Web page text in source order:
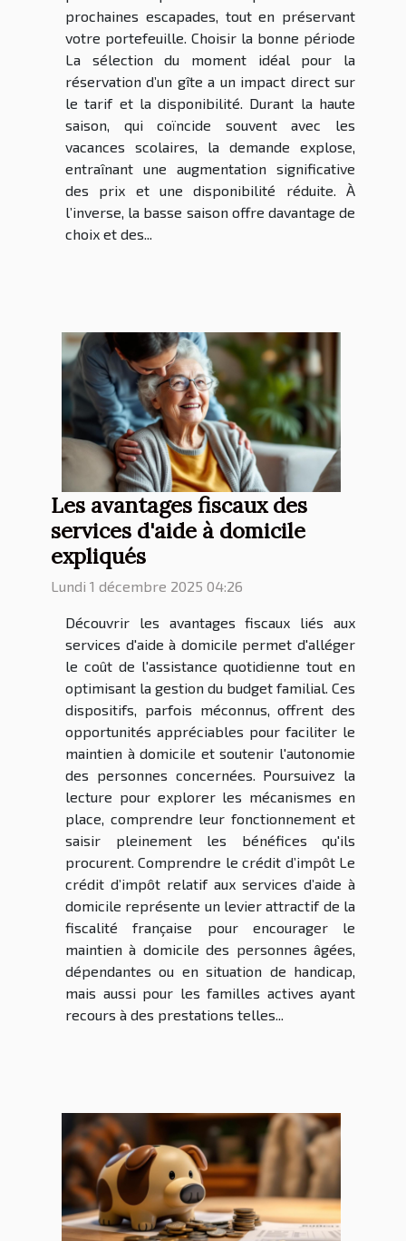
prochaines escapades, tout en préservant
votre portefeuille. Choisir la bonne période
La sélection du moment idéal pour la
réservation d’un gîte a un impact direct sur
le tarif et la disponibilité. Durant la haute
saison, qui coïncide souvent avec les
vacances scolaires, la demande explose,
entraînant une augmentation significative
des prix et une disponibilité réduite. À
l’inverse, la basse saison offre davantage de
choix et des...
Les avantages fiscaux des
services d'aide à domicile
expliqués
Lundi 1 décembre 2025 04:26
Découvrir les avantages fiscaux liés aux
services d'aide à domicile permet d'alléger
le coût de l'assistance quotidienne tout en
optimisant la gestion du budget familial. Ces
dispositifs, parfois méconnus, offrent des
opportunités appréciables pour faciliter le
maintien à domicile et soutenir l'autonomie
des personnes concernées. Poursuivez la
lecture pour explorer les mécanismes en
place, comprendre leur fonctionnement et
saisir pleinement les bénéfices qu'ils
procurent. Comprendre le crédit d’impôt Le
crédit d’impôt relatif aux services d’aide à
domicile représente un levier attractif de la
fiscalité française pour encourager le
maintien à domicile des personnes âgées,
dépendantes ou en situation de handicap,
mais aussi pour les familles actives ayant
recours à des prestations telles...